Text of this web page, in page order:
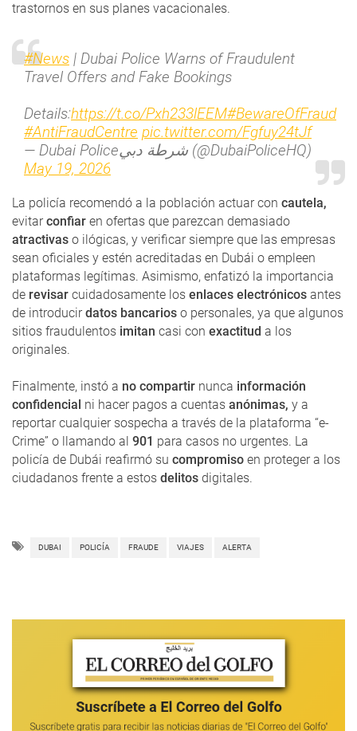
trastornos en sus planes vacacionales.
#News | Dubai Police Warns of Fraudulent
Travel Offers and Fake Bookings
Details:https://t.co/Pxh233lEEM#BewareOfFraud
#AntiFraudCentre pic.twitter.com/Fgfuy24tJf
— Dubai Policeشرطة دبي (@DubaiPoliceHQ)
May 19, 2026
La policía recomendó a la población actuar con cautela,
evitarconfiar en ofertas que parezcan demasiado
atractivas o ilógicas, y verificar siempre que las empresas
sean oficiales y estén acreditadas en Dubái o empleen
plataformas legítimas. Asimismo, enfatizó la importancia
de revisar cuidadosamente los enlaces electrónicos antes
de introducirdatos bancarios o personales, ya que algunos
sitios fraudulentos imitan casi con exactitud a los
originales.
Finalmente, instó a no compartir nunca información
confidencial ni hacer pagos a cuentas anónimas, y a
reportar cualquier sospecha a través de la plataforma “e-
Crime” o llamando al 901 para casos no urgentes. La
policía de Dubái reafirmó su compromiso en proteger a los
ciudadanos frente a estos delitos digitales.
DUBAI POLICÍA FRAUDE VIAJES ALERTA